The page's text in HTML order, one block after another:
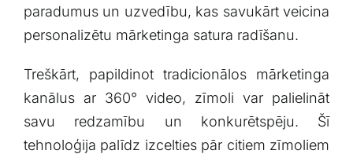
paradumus un uzvedību, kas savukārt veicina
personalizētu ‍mārketinga satura radīšanu.
Treškārt,‍ papildinot tradicionālos mārketinga
kanālus ar 360° video, zīmoli var palielināt⁢
savu redzamību un konkurētspēju. Šī
tehnoloģija palīdz​ izcelties pār citiem zīmoliem